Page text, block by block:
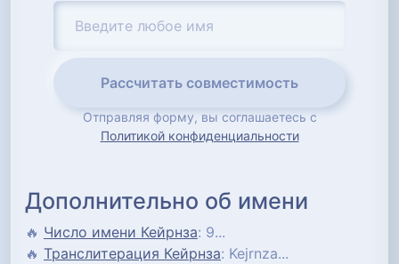
Рассчитать совместимость
Отправляя форму, вы соглашаетесь с
Политикой конфиденциальности
Дополнительно об имени
🔥 Число имени Кейрнза: 9...
🔥 Транслитерация Кейрнза: Kejrnza...